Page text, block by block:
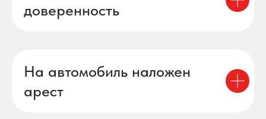
доверенность
На автомобиль наложен
арест